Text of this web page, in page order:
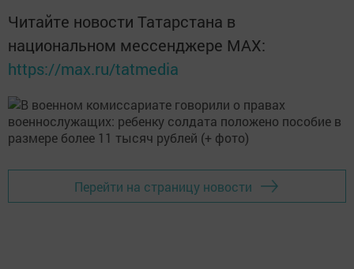
Читайте новости Татарстана в
национальном мессенджере MАХ:
https://max.ru/tatmedia
Перейти на страницу новости